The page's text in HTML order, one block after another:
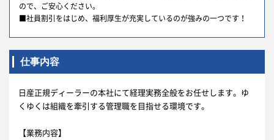
ので、ご安心ください。
■社員割引をはじめ、福利厚生が充実しているのが強みの一つです！
仕事内容
日産正規ディーラーの本社にて経理実務全般をお任せします。ゆ
くゆくは組織を牽引する管理職を目指せる環境です。
【業務内容】